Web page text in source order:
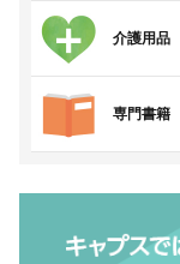
介護用品
専門書籍